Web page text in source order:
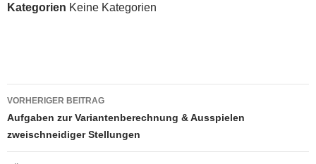
Kategorien Keine Kategorien
Beitragsnavigation
VORHERIGER BEITRAG
Aufgaben zur Variantenberechnung & Ausspielen
zweischneidiger Stellungen